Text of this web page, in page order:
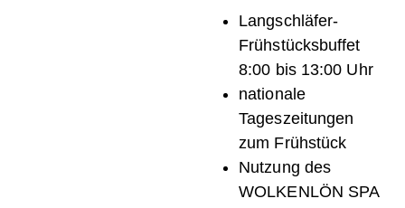
Langschläfer-
Frühstücksbuffet
8:00 bis 13:00 Uhr
nationale
Tageszeitungen
zum Frühstück
Nutzung des
WOLKENLÖN SPA